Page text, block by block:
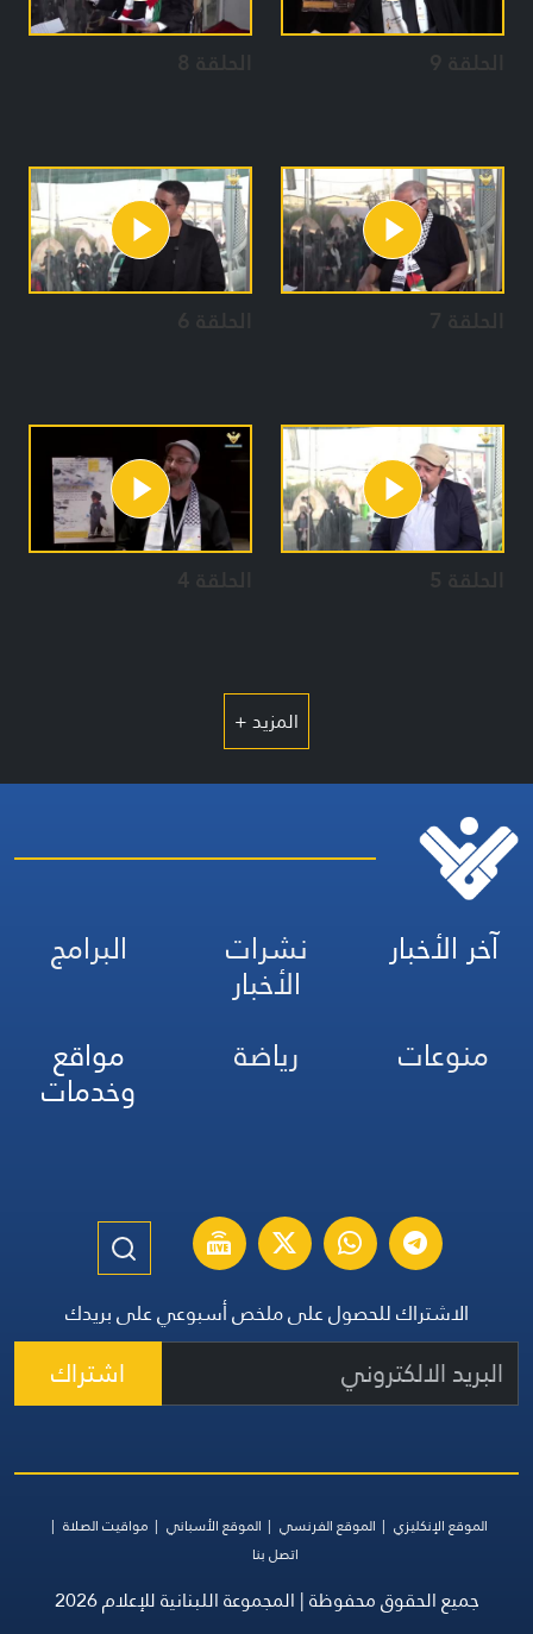
الحلقة 9 الحلقة 8
الحلقة 7 الحلقة 6
الحلقة 5 الحلقة 4
المزيد +
آخر الأخبار نشرات
الأخبار
البرامج
منوعات
رياضة مواقع
وخدمات
الاشتراك للحصول على ملخص أسبوعي على بريدك
اشتراك
الموقع الإنكليزي الموقع الفرنسي الموقع الأسباني
مواقيت الصلاة
اتصل بنا
جميع الحقوق محفوظة | المجموعة اللبنانية للإعلام 2026